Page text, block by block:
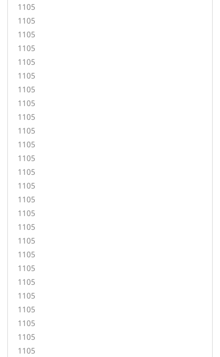
1105
1105
1105
1105
1105
1105
1105
1105
1105
1105
1105
1105
1105
1105
1105
1105
1105
1105
1105
1105
1105
1105
1105
1105
1105
1105